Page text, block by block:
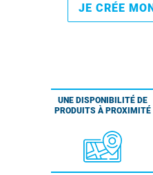
JE CRÉE
UNE DISPONIBILITÉ DE
PRODUITS À PROXIMITÉ